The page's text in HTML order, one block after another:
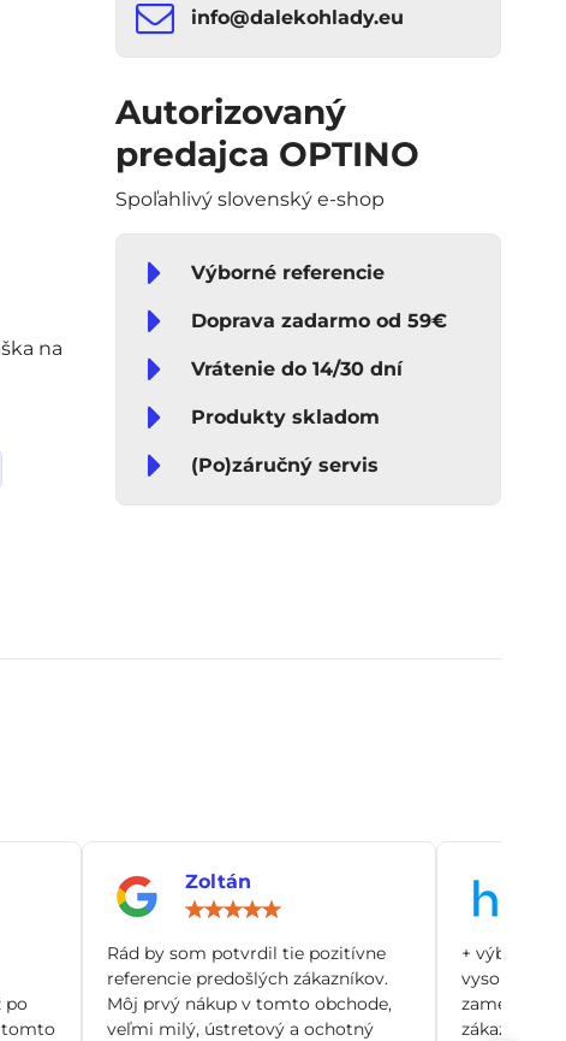
na
info​​@dalekohlady​​.eu
Autorizovaný
predajca OPTINO
Spoľahlivý slovenský e-shop
Výborné referencie
Doprava zadarmo od 59€
Vrátenie do 14/30 dní
Produkty skladom
(Po)záručný servis
po
tomto
Zoltán
/
5
Rád by som potvrdil tie pozitívne
referencie predošlých zákazníkov.
Môj prvý nákup v tomto obchode,
veľmi milý, ústretový a ochotný
+ výborný
vysoko
zamerané
zákazníka,